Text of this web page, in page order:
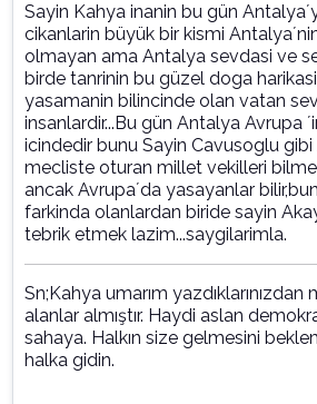
Sayin Kahya inanin bu gün
cikanlarin büyük bir kismi
olmayan ama Antalya sevdasi ve
birde tanrinin bu güzel doga
yasamanin bilincinde olan vatan
insanlardir...Bu gün Antalya Avrupa
icindedir bunu Sayin Cavusoglu gibi
mecliste oturan millet vekilleri
ancak Avrupa´da yasayanlar
farkinda olanlardan biride sayin
tebrik etmek lazim...saygilarimla.
Sn;Kahya umarım yazdıklarınızdan
alanlar almıştır. Haydi aslan
sahaya. Halkın size gelmesini
halka gidin.